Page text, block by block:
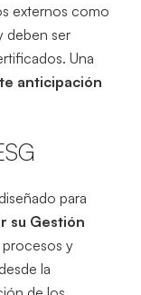
externos como
deben ser
Una
anticipación
para
su Gestión
procesos y
la